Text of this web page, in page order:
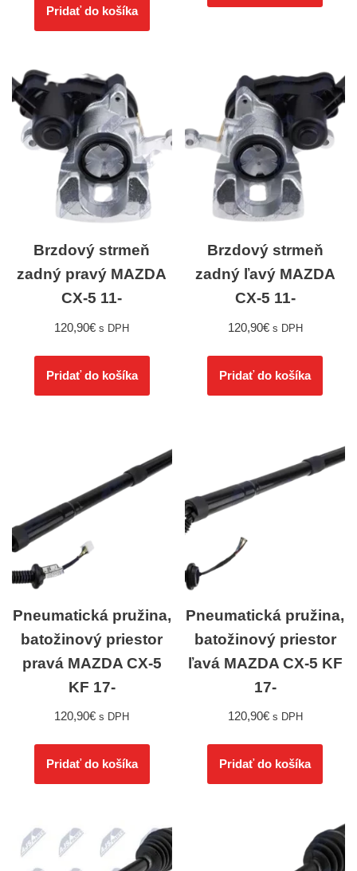
Pridať do košíka
Brzdový strmeň
zadný pravý MAZDA
CX-5 11-
120,90€ s DPH
Pridať do košíka
Brzdový strmeň
zadný ľavý MAZDA
CX-5 11-
120,90€ s DPH
Pridať do košíka
Pneumatická pružina,
batožinový priestor
pravá MAZDA CX-5
KF 17-
120,90€ s DPH
Pridať do košíka
Pneumatická pružina,
batožinový priestor
ľavá MAZDA CX-5 KF
17-
120,90€ s DPH
Pridať do košíka